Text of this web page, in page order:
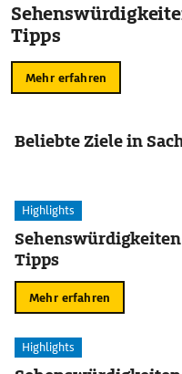
Tipps
Mehr erfahren
Beliebte Ziele in
Highlights
Tipps
Mehr erfahren
Highlights